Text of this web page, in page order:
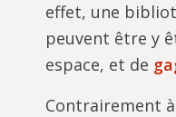
effet, une
peuvent être y
espace, et de
Contrairement